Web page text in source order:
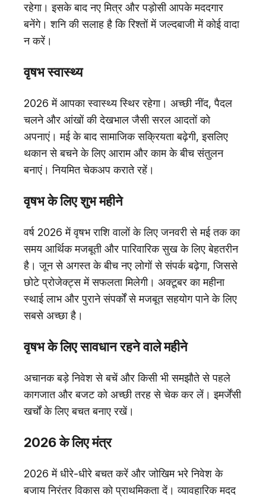
रहेगा। इसके बाद नए मित्र और पड़ोसी आपके मददगार
बनेंगे। शनि की सलाह है कि रिश्तों में जल्दबाजी में कोई वादा
न करें।
वृषभ स्वास्थ्य
2026 में आपका स्वास्थ्य स्थिर रहेगा। अच्छी नींद, पैदल
चलने और आंखों की देखभाल जैसी सरल आदतों को
अपनाएं। मई के बाद सामाजिक सक्रियता बढ़ेगी, इसलिए
थकान से बचने के लिए आराम और काम के बीच संतुलन
बनाएं। नियमित चेकअप कराते रहें।
वृषभ के लिए शुभ महीने
वर्ष 2026 में वृषभ राशि वालों के लिए जनवरी से मई तक का
समय आर्थिक मजबूती और पारिवारिक सुख के लिए बेहतरीन
है। जून से अगस्त के बीच नए लोगों से संपर्क बढ़ेगा, जिससे
छोटे प्रोजेक्ट्स में सफलता मिलेगी। अक्टूबर का महीना
स्थाई लाभ और पुराने संपर्कों से मजबूत सहयोग पाने के लिए
सबसे अच्छा है।
वृषभ के लिए सावधान रहने वाले महीने
अचानक बड़े निवेश से बचें और किसी भी समझौते से पहले
कागजात और बजट को अच्छी तरह से चेक कर लें। इमर्जेंसी
खर्चों के लिए बचत बनाए रखें।
2026 के लिए मंत्र
2026 में धीरे-धीरे बचत करें और जोखिम भरे निवेश के
बजाय निरंतर विकास को प्राथमिकता दें। व्यावहारिक मदद